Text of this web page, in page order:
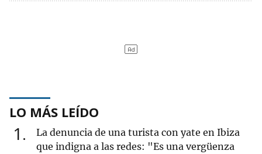
LO MÁS LEÍDO
1
La denuncia de una turista con yate en Ibiza
que indigna a las redes: "Es una vergüenza